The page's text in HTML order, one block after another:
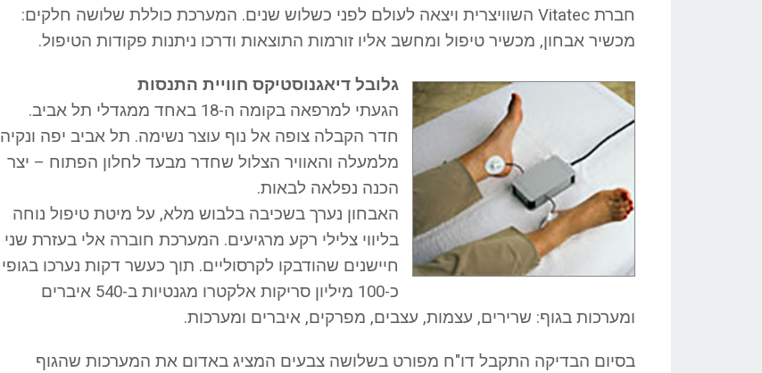
חברת Vitatec השוויצרית ויצאה לעולם לפני כשלוש שנים. המערכת כוללת שלושה חלקים:
מכשיר אבחון, מכשיר טיפול ומחשב אליו זורמות התוצאות ודרכו ניתנות פקודות הטיפול.
גלובל דיאגנוסטיקס חוויית התנסות
הגעתי למרפאה בקומה ה-18 באחד ממגדלי תל אביב.
חדר הקבלה צופה אל נוף עוצר נשימה. תל אביב יפה ונקיה
מלמעלה והאוויר הצלול שחדר מבעד לחלון הפתוח – יצר
הכנה נפלאה לבאות.
האבחון נערך בשכיבה בלבוש מלא, על מיטת טיפול נוחה
בליווי צלילי רקע מרגיעים. המערכת חוברה אלי בעזרת שני
חיישנים שהודבקו לקרסוליים. תוך כעשר דקות נערכו בגופי
כ-100 מיליון סריקות אלקטרו מגנטיות ב-540 איברים
ומערכות בגוף: שרירים, עצמות, עצבים, מפרקים, איברים ומערכות.
בסיום הבדיקה התקבל דו"ח מפורט בשלושה צבעים המציג באדום את המערכות שהגוף